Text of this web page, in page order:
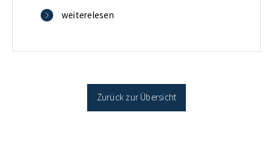
verbilligt: Heutiger Zins bei 0,53 Prozent effektiv bei
Antragstellende verpflichten sich zu energetischer
Sanierung in Einzelmaßnahmen […]
weiterelesen
Zurück zur Übersicht